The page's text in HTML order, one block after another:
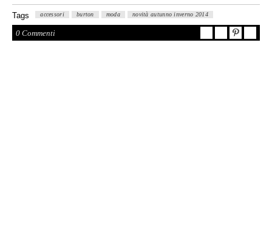
Tags accessori burton moda novità autunno inverno 2014
0 Commenti